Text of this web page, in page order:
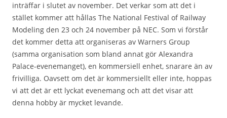
inträffar i slutet av november. Det verkar som att det i
stället kommer att hållas The National Festival of Railway
Modeling den 23 och 24 november på NEC. Som vi förstår
det kommer detta att organiseras av Warners Group
(samma organisation som bland annat gör Alexandra
Palace-evenemanget), en kommersiell enhet, snarare än av
frivilliga. Oavsett om det är kommersiellt eller inte, hoppas
vi att det är ett lyckat evenemang och att det visar att
denna hobby är mycket levande.